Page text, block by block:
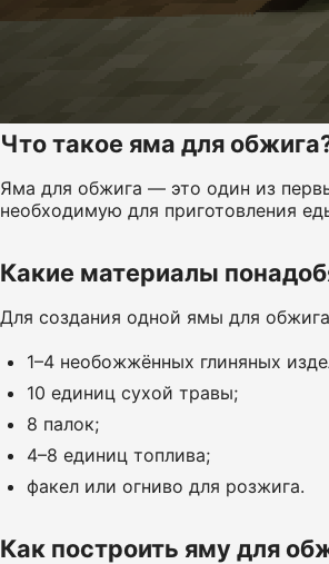
Что такое яма для
Яма для обжига — это один из
необходимую для приготовления
Какие материалы
Для создания одной ямы для
1–4 необожжённых глиняных
10 единиц сухой травы;
8 палок;
4–8 единиц топлива;
факел или огниво для розжига.
Как построить яму для